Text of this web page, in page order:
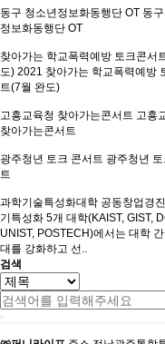
동구 청소년정보화동행단 OT 동
정보화동행단 OT
찾아가는 학교폭력예방 토크콘서
도) 2021 찾아가는 학교폭력예방
트(7월 완도)
고흥교육청 찾아가는콘서트 고흥
찾아가는콘서트
광주청년 토크 콘서트 광주청년 토
트
과학기술특성화대학 공동창업경
기특성화 5개 대학(KAIST, GIST,
UNIST, POSTECH)에서는 대학
대를 강화하고 선..
검색